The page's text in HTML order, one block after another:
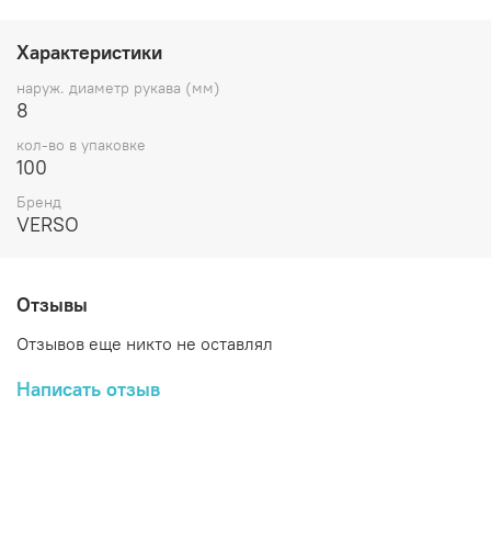
универсальным.
Рекомендуемая таблица размеров снарядов Ultra Clean
для рукавов высокого давления.
Рекомендуемая таблица размеров снарядов Ultra Clean
для труб.
Характеристики
UC-
SCR08
VERSO 8
Характеристики
наруж. диаметр рукава (мм)
8
кол-во в упаковке
100
Бренд
VERSO
Отзывы
Отзывов еще никто не оставлял
Написать отзыв